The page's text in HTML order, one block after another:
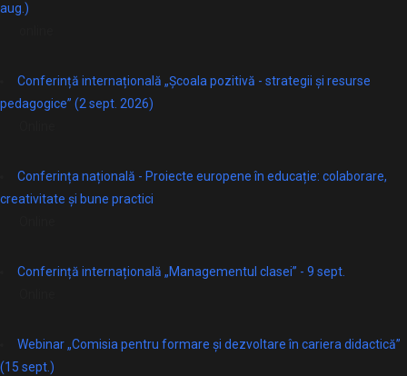
aug.)
Conferință internațională „Școala pozitivă - strategii și resurse
pedagogice” (2 sept. 2026)
Conferința națională - Proiecte europene în educație: colaborare,
creativitate și bune practici
Conferință internațională „Managementul clasei” - 9 sept.
Webinar „Comisia pentru formare și dezvoltare în cariera didactică”
(15 sept.)